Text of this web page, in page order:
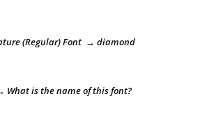
(Regular) Font → diamond
What is the name of this font?